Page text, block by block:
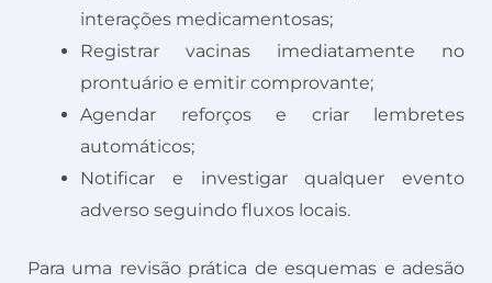
interações medicamentosas;
Registrar vacinas imediatamente no
prontuário e emitir comprovante;
Agendar reforços e criar lembretes
automáticos;
Notificar e investigar qualquer evento
adverso seguindo fluxos locais.
Para uma revisão prática de esquemas e adesão